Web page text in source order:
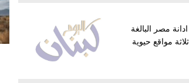
مصر البالغة
مواقع حيوية